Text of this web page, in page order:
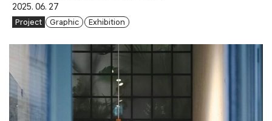
2025. 06. 27
Project Graphic Exhibition